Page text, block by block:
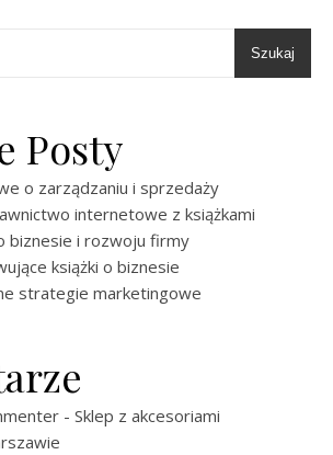
Szukaj
Posty
o zarządzaniu i sprzedaży
internetowe z książkami
biznesie i rozwoju firmy
książki o biznesie
strategie marketingowe
- Sklep z akcesoriami